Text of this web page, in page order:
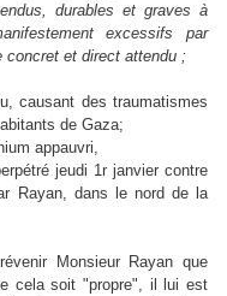
durables et graves à
excessifs par
concret et direct attendu ;
causant des traumatismes
de Gaza;
appauvri,
jeudi 1r janvier contre
Rayan, dans le nord de la
Monsieur Rayan que
cela soit "propre", il lui est